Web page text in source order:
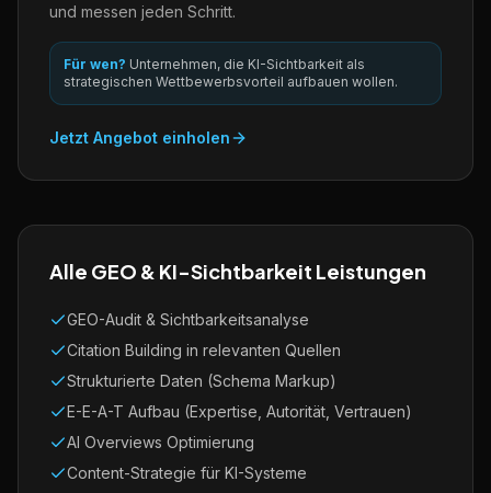
und messen jeden Schritt.
Für wen? Unternehmen, die KI-Sichtbarkeit als
strategischen Wettbewerbsvorteil aufbauen wollen.
Jetzt Angebot einholen
Alle GEO & KI-Sichtbarkeit Leistungen
GEO-Audit & Sichtbarkeitsanalyse
Citation Building in relevanten Quellen
Strukturierte Daten (Schema Markup)
E-E-A-T Aufbau (Expertise, Autorität, Vertrauen)
AI Overviews Optimierung
Content-Strategie für KI-Systeme